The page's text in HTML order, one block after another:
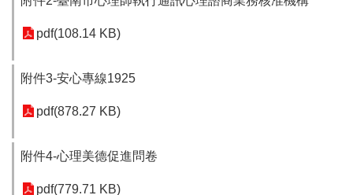
覽
English
臺
南
地
政
pdf(108.14 KB)
附件3-安心專線1925
pdf(878.27 KB)
附件4-心理美德促進問卷
pdf(779.71 KB)